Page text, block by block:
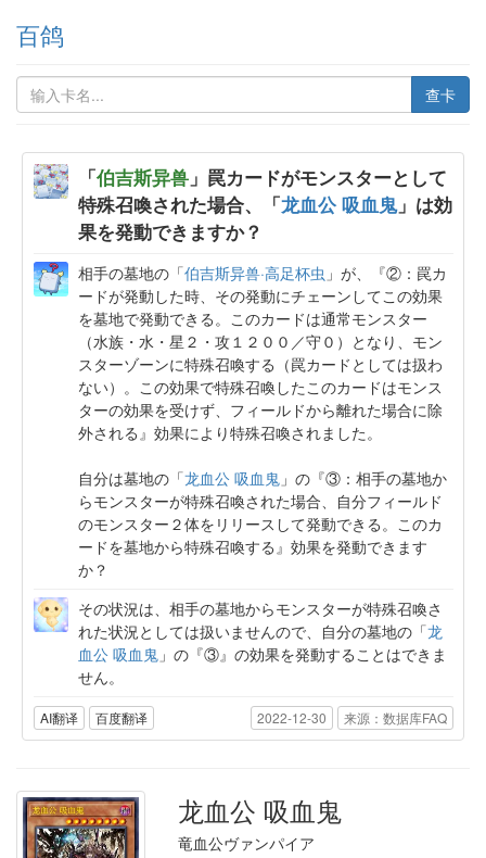
百鸽
查卡
「伯吉斯异兽 」罠カードがモンスターとして
特殊召喚された場合、「龙血公 吸血鬼」は効
果を発動できますか？
相手の墓地の「伯吉斯异兽·高足杯虫 」が、『②：罠カ
ードが発動した時、その発動にチェーンしてこの効果
を墓地で発動できる。このカードは通常モンスター
（水族・水・星２・攻１２００／守０）となり、モン
スターゾーンに特殊召喚する（罠カードとしては扱わ
ない）。この効果で特殊召喚したこのカードはモンス
ターの効果を受けず、フィールドから離れた場合に除
外される』効果により特殊召喚されました。
自分は墓地の「龙血公 吸血鬼 」の『③：相手の墓地か
らモンスターが特殊召喚された場合、自分フィールド
のモンスター２体をリリースして発動できる。このカ
ードを墓地から特殊召喚する』効果を発動できます
か？
その状況は、相手の墓地からモンスターが特殊召喚さ
れた状況としては扱いませんので、自分の墓地の「龙
血公 吸血鬼 」の『③』の効果を発動することはできま
せん。
AI翻译 百度翻译 2022-12-30 来源：数据库FAQ
龙血公 吸血鬼
竜血公ヴァンパイア